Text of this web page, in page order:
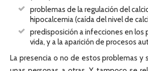
problemas de la regulación del
hipocalcemia (caída del nivel de
predisposición a infecciones en los
vida, y a la aparición de procesos
La presencia o no de estos problemas y